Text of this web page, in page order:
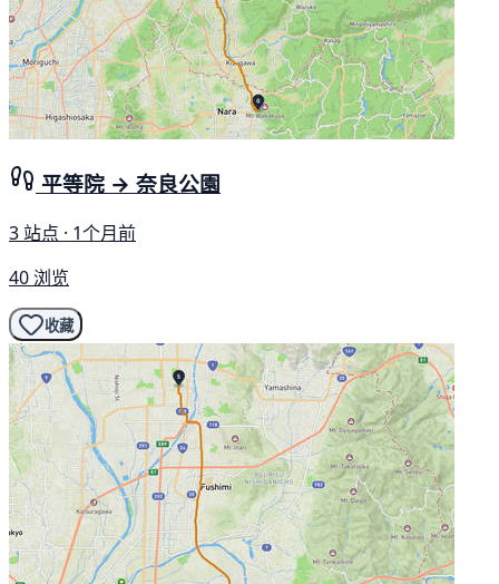
平等院 → 奈良公園
3 站点 · 1个月前
40 浏览
收藏